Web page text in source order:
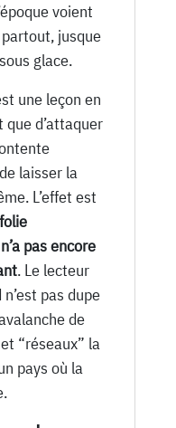
voient
jusque
glace.
une leçon en
d’attaquer
laisser la
L’effet est
pas encore
. Le lecteur
pas dupe
de
“réseaux” la
pays où la